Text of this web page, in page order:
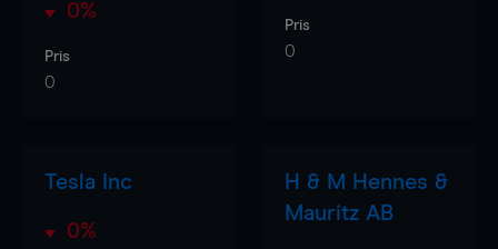
0%
Pris
0
Pris
0
Tesla Inc
0%
H & M Hennes &
Mauritz AB